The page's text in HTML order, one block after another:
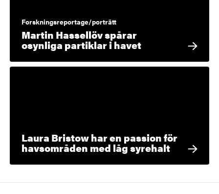
Forskningsreportage/porträtt
Martin Hassellöv spårar
osynliga partiklar i havet
Laura Bristow har en passion för
havsområden med låg syrehalt